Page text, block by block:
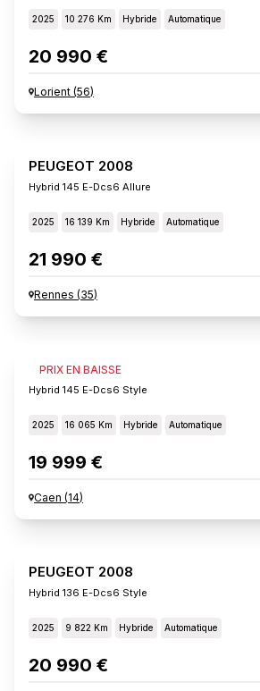
2025 10 276 Km Hybride Automatique
20 990 €
Lorient (56)
PEUGEOT 2008
Hybrid 145 E-Dcs6 Allure
2025 16 139 Km Hybride Automatique
21 990 €
Rennes (35)
PRIX EN BAISSE
PEUGEOT 2008
Hybrid 145 E-Dcs6 Style
2025 16 065 Km Hybride Automatique
19 999 €
Caen (14)
PEUGEOT 2008
Hybrid 136 E-Dcs6 Style
2025 9 822 Km Hybride Automatique
20 990 €